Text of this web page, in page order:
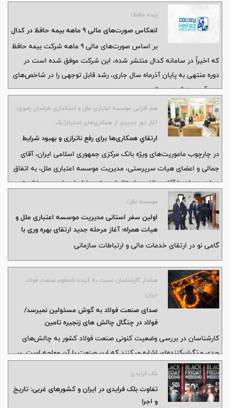
شد. بیمه حافظ/
انعکاس صورت‌های مالی ۹ ماهه بیمه حافظ در کدال
بر اساس صورت‌های مالی ۹ ماهه شرکت بیمه حافظ
که اخیراً در سامانه کدال منتشر شده، این شرکت موفق شده است در
دوره منتهی به پایان آذرماه سال جاری، رشد قابل توجهی را در شاخص‌های
سودآوری به ثبت برساند.
هم‌ افزایی موسسه اعتباری ملل و استانداری خراسان رضوی؛
آغاز دور جدیدی از همکاری‌های استراتژیک
ارتقاي همکاری‌ها برای رفع ناترازی و بهبود شرایط
در چارچوب ماموریت‌های ویژه بانک مرکزی جمهوری اسلامی ایران، آقای
جمالی و اعضای هیات سرپرستی، مدیريت موسسه اعتباری ملل، به اتفاق
هیات همراه، با آقای مظفری، استاندار محترم خراسان رضوی، در نشستی
کلیدی و استراتژیک دیدار کردند.
موسسه ملل/
اولین سفر استانی مديريت موسسه اعتباری ملل و
هيات همراه؛ آغاز مرحله جدید ارتقای بهره وری با
گفت و گوی مستقیم با همکاران
گامی نو در ارتقای خدمات مالی و ارتباطات سازمانی
هشدار کارشناسان نسبت به آینده نامعلوم صنعت فولاد
ایران:
صدای صنعت فولاد به گوش مسئولین نمیرسد/
فولاد در چنگال چالش های زنجیره تامین
کارشناسان در بررسی وضعیت کنونی صنعت فولاد کشور به چالش‌های
جدی و نگران‌کننده‌ای اشاره میکنند که این صنعت با آن مواجه است. بر
بلک فرایدی
تفاوت بلک فرایدی در ایران و کشورهای غربی: تاریخ
و اجرا